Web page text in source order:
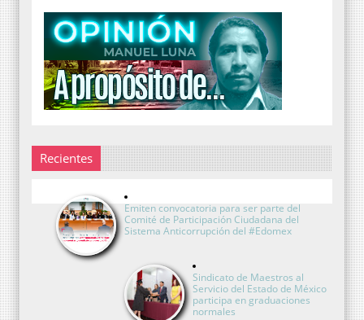
Recientes
Emiten convocatoria para ser parte del
Comité de Participación Ciudadana del
Sistema Anticorrupción del #Edomex
Sindicato de Maestros al
Servicio del Estado de México
participa en graduaciones
normales